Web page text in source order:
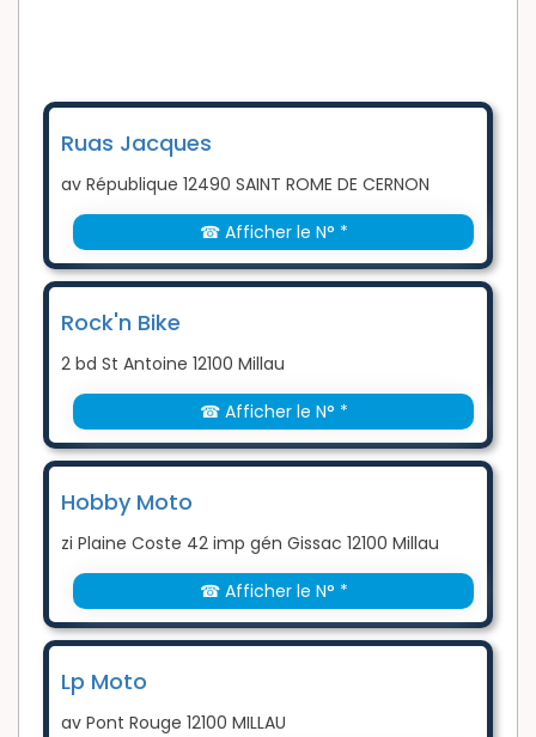
Ruas Jacques
av République 12490 SAINT ROME DE CERNON
☎ Afficher le N° *
Rock'n Bike
2 bd St Antoine 12100 Millau
☎ Afficher le N° *
Hobby Moto
zi Plaine Coste 42 imp gén Gissac 12100 Millau
☎ Afficher le N° *
Lp Moto
av Pont Rouge 12100 MILLAU